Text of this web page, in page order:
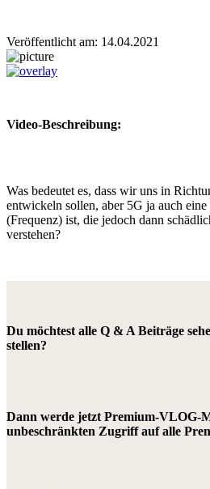
Veröffentlicht am: 14.04.2021
Video-Beschreibung:
Was bedeutet es, dass wir uns in
entwickeln sollen, aber 5G ja auch eine
(Frequenz) ist, die jedoch dann
verstehen?
Du möchtest alle Q & A Beiträge
stellen?
Dann werde jetzt Premium-VLOG-
unbeschränkten Zugriff auf alle